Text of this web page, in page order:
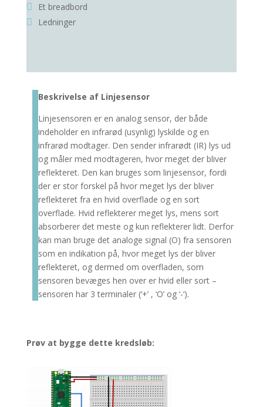
Et breadbord
Ledninger
Beskrivelse af Linjesensor
Linjesensoren er en analog sensor, der både
indeholder en infrarød (usynlig) lyskilde og en
infrarød modtager. Den sender infrarødt (IR) lys ud
og måler med modtageren, hvor meget der bliver
reflekteret. Den kan bruges som linjesensor, fordi
der er stor forskel på hvor meget lys der bliver
reflekteret fra en hvid overflade og en sort
overflade. Hvid reflekterer meget lys, mens sort
absorberer det meste og kun reflekterer lidt. Derfor
kan man bruge det analoge signal (O) fra sensoren
som en indikation på, hvor meget lys der bliver
reflekteret, og dermed om overfladen, som
sensoren bevæges hen over er hvid eller sort –
sensoren har 3 terminaler (‘+’ , ‘O’ og ‘-‘).
Prøv at bygge dette kredsløb: